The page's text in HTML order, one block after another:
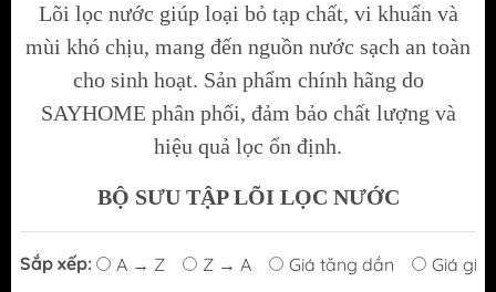
Lõi lọc nước giúp loại bỏ tạp chất, vi khuẩn và
mùi khó chịu, mang đến nguồn nước sạch an toàn
cho sinh hoạt. Sản phẩm chính hãng do
SAYHOME phân phối, đảm bảo chất lượng và
hiệu quả lọc ổn định.
BỘ SƯU TẬP LÕI LỌC NƯỚC
Sắp xếp: A → Z Z → A Giá tăng dần Giá